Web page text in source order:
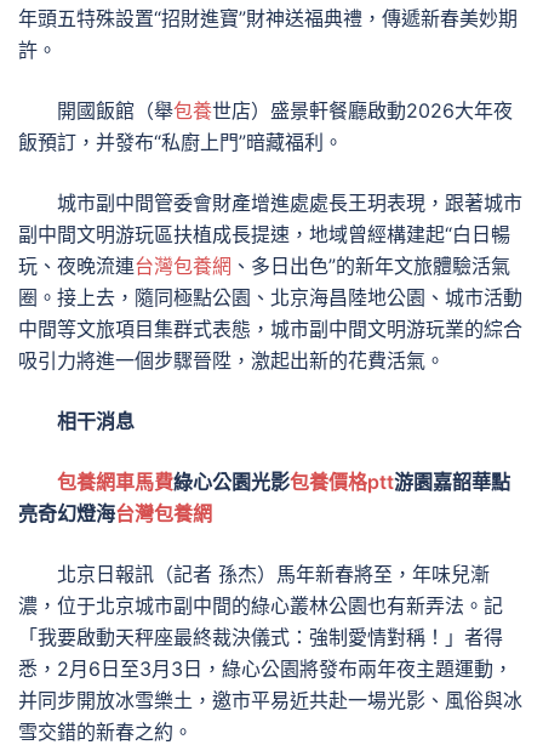
年頭五特殊設置“招財進寶”財神送福典禮，傳遞新春美妙期
許。
開國飯館（舉包養世店）盛景軒餐廳啟動2026大年夜
飯預訂，并發布“私廚上門”暗藏福利。
城市副中間管委會財產增進處處長王玥表現，跟著城市
副中間文明游玩區扶植成長提速，地域曾經構建起“白日暢
玩、夜晚流連台灣包養網 、多日出色”的新年文旅體驗活氣
圈。接上去，隨同極點公園、北京海昌陸地公園、城市活動
中間等文旅項目集群式表態，城市副中間文明游玩業的綜合
吸引力將進一個步驟晉陞，激起出新的花費活氣。
相干消息
包養網車馬費綠心公園光影包養價格ptt游園嘉韶華點
亮奇幻燈海台灣包養網
北京日報訊（記者 孫杰）馬年新春將至，年味兒漸
濃，位于北京城市副中間的綠心叢林公園也有新弄法。記
「我要啟動天秤座最終裁決儀式：強制愛情對稱！」者得
悉，2月6日至3月3日，綠心公園將發布兩年夜主題運動，
并同步開放冰雪樂土，邀市平易近共赴一場光影、風俗與冰
雪交錯的新春之約。